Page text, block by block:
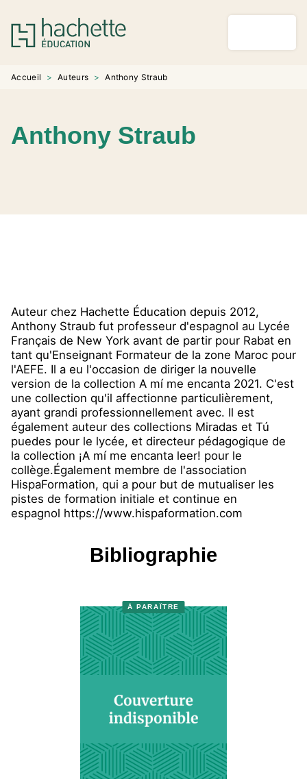
MENU RECHERCHE
PIED DE PAGE
Accueil > Auteurs > Anthony Straub
Anthony Straub
Auteur chez Hachette Éducation depuis 2012,
Anthony Straub fut professeur d'espagnol au Lycée
Français de New York avant de partir pour Rabat en
tant qu'Enseignant Formateur de la zone Maroc pour
l'AEFE. Il a eu l'occasion de diriger la nouvelle
version de la collection A mí me encanta 2021. C'est
une collection qu'il affectionne particulièrement,
ayant grandi professionnellement avec. Il est
également auteur des collections Miradas et Tú
puedes pour le lycée, et directeur pédagogique de
la collection ¡A mí me encanta leer! pour le
collège.Également membre de l'association
HispaFormation, qui a pour but de mutualiser les
pistes de formation initiale et continue en
espagnol https://www.hispaformation.com
Bibliographie
À PARAÎTRE